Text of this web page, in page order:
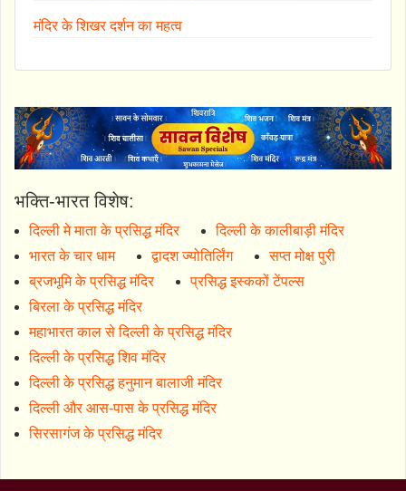
मंदिर के शिखर दर्शन का महत्व
भक्ति-भारत विशेष:
दिल्ली मे माता के प्रसिद्ध मंदिर
दिल्ली के कालीबाड़ी मंदिर
भारत के चार धाम
द्वादश ज्योतिर्लिंग
सप्त मोक्ष पुरी
ब्रजभूमि के प्रसिद्ध मंदिर
प्रसिद्ध इस्ककों टेंपल्स
बिरला के प्रसिद्ध मंदिर
महाभारत काल से दिल्ली के प्रसिद्ध मंदिर
दिल्ली के प्रसिद्ध शिव मंदिर
दिल्ली के प्रसिद्ध हनुमान बालाजी मंदिर
दिल्ली और आस-पास के प्रसिद्ध मंदिर
सिरसागंज के प्रसिद्ध मंदिर